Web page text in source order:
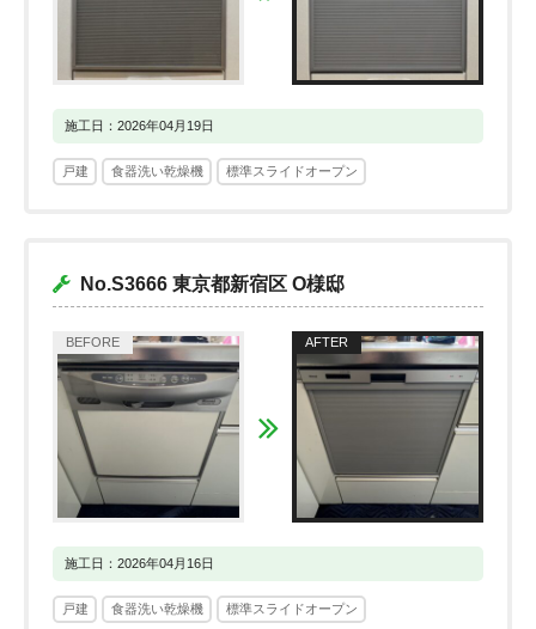
施工日：2026年04月19日
戸建 食器洗い乾燥機 標準スライドオープン
No.S3666 東京都新宿区 O様邸
施工日：2026年04月16日
戸建 食器洗い乾燥機 標準スライドオープン